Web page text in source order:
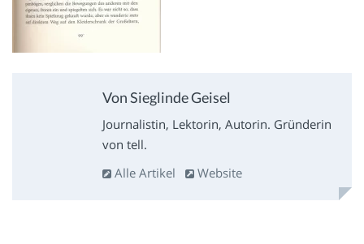
Von Sieglinde Geisel
Journalistin, Lektorin, Autorin. Gründerin
von tell.
Alle Artikel
Website